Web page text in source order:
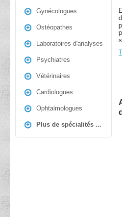
Gynécologues
Ostéopathes
Laboratoires d'analyses
Psychiatres
Vétérinaires
Cardiologues
Ophtalmologues
Plus de spécialités ...